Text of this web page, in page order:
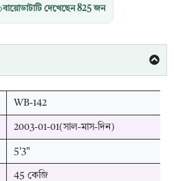
বায়োডাটাটি দেখেছেন825জন
WB-142
2003-01-01(সাল-মাস-দিন)
5'3"
45 কেজি